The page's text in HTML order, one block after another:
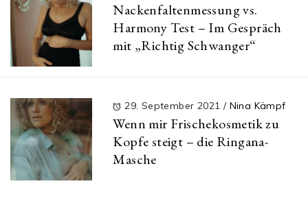
Nackenfaltenmessung vs.
Harmony Test – Im Gespräch
mit „Richtig Schwanger“
29. September 2021 / Nina Kämpf
Wenn mir Frischekosmetik zu
Kopfe steigt – die Ringana-
Masche